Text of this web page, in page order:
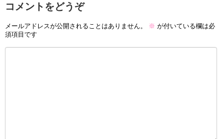
コメントをどうぞ
メールアドレスが公開されることはありません。 ※ が付いている欄は必
須項目です